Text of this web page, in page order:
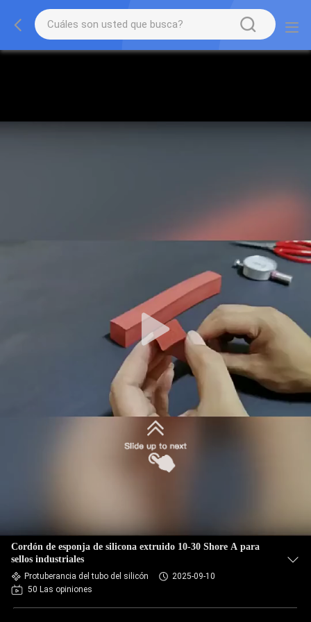
Cordón de esponja de silicona extruido 10-30 Shore A para
sellos industriales
Protuberancia del tubo del silicón
2025-09-10
50 Las opiniones